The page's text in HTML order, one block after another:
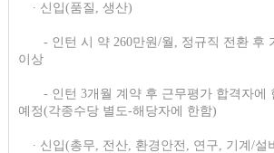
∙ 신입(품질, 생산)
- 인턴 시 약 260만원/월, 정규직 전환 후
이상​
- 인턴 3개월 계약 후 근무평가 합격자에
예정(각종수당 별도-해당자에 한함)
∙ 신입(총무, 전산, 환경안전, 연구, 기계/설